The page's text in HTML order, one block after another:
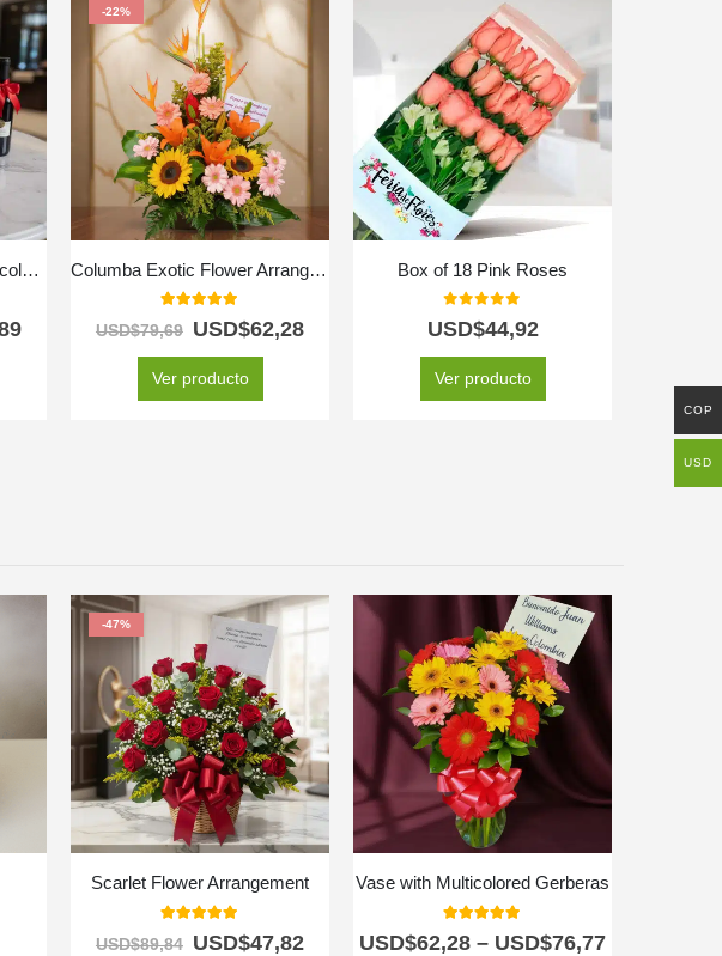
Bouquet of Roses and Chocolates
-22%
Columba Exotic Flower Arrangement
out of 5
USD$79,69 USD$62,28
Ver producto
Box of 18 Pink Roses
out of 5
USD$44,92
Ver producto
-47%
Scarlet Flower Arrangement
USD$89,84 USD$47,82
Vase with Multicolored Gerberas
USD$62,28 – USD$76,77
COP
USD